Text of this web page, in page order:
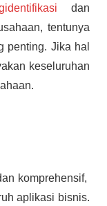
dan
tentunya
penting. Jika hal
keseluruhan
komprehensif,
aplikasi bisnis.